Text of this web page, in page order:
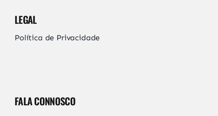
LEGAL
Política de Privacidade
FALA CONNOSCO